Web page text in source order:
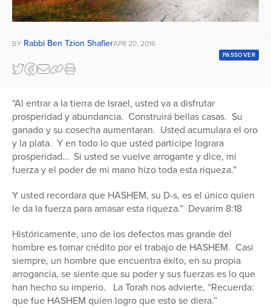
BY Rabbi Ben Tzion ShafierAPR 20, 2016
PASSOVER
“Al entrar a la tierra de Israel, usted va a disfrutar
prosperidad y abundancia. Construirá bellas casas. Su
ganado y su cosecha aumentaran. Usted acumulara el oro
y la plata. Y en todo lo que usted participe lograra
prosperidad… Si usted se vuelve arrogante y dice, mi
fuerza y el poder de mi mano hizo toda esta riqueza.”
Y usted recordara que HASHEM, su D-s, es el único quien
le da la fuerza para amasar esta riqueza.” Devarim 8:18
Históricamente, uno de los defectos mas grande del
hombre es tomar crédito por el trabajo de HASHEM. Casi
siempre, un hombre que encuentra éxito, en su propia
arrogancia, se siente que su poder y sus fuerzas es lo que
han hecho su imperio. La Torah nos advierte, “Recuerda:
que fue HASHEM quien logro que esto se diera.”